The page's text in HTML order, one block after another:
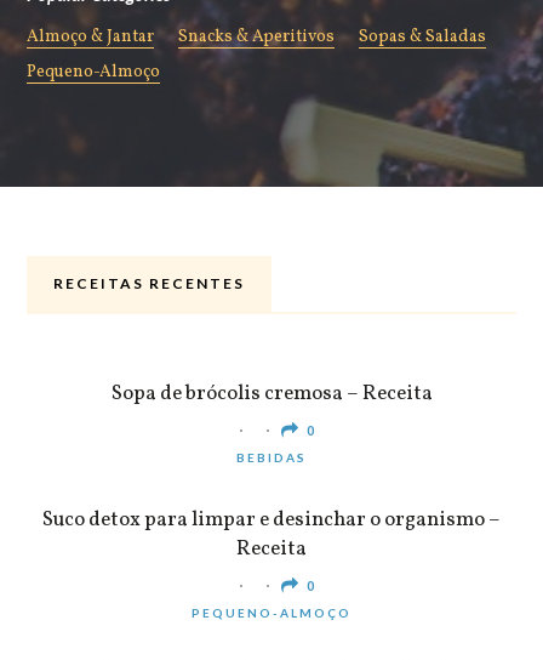
Almoço & Jantar Snacks & Aperitivos
Sopas & Saladas
Pequeno-Almoço
RECEITAS RECENTES
Sopa de brócolis cremosa – Receita
0
BEBIDAS
Suco detox para limpar e desinchar o organismo –
Receita
0
PEQUENO-ALMOÇO